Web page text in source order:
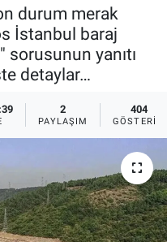
durum merak
İstanbul baraj
sorusunun yanıtı
detaylar…
2
PAYLAŞIM
404
GÖSTERIM